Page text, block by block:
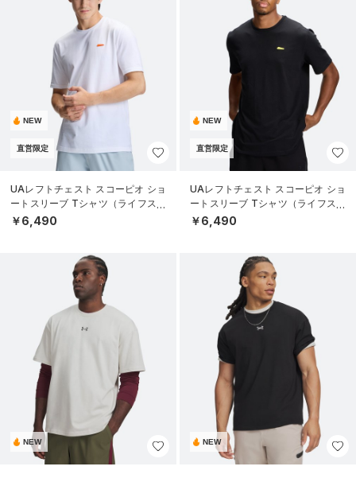
NEW
直営限定
UAレフトチェスト スコーピオ ショ
ートスリーブ Tシャツ（ライフスタ
イル/MEN）
￥6,490
NEW
直営限定
UAレフトチェスト スコーピオ ショ
ートスリーブ Tシャツ（ライフスタ
イル/MEN）
￥6,490
NEW NEW